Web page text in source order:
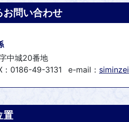
お問い合わせ
中城20番地
：0186-49-3131 e-mail：
置